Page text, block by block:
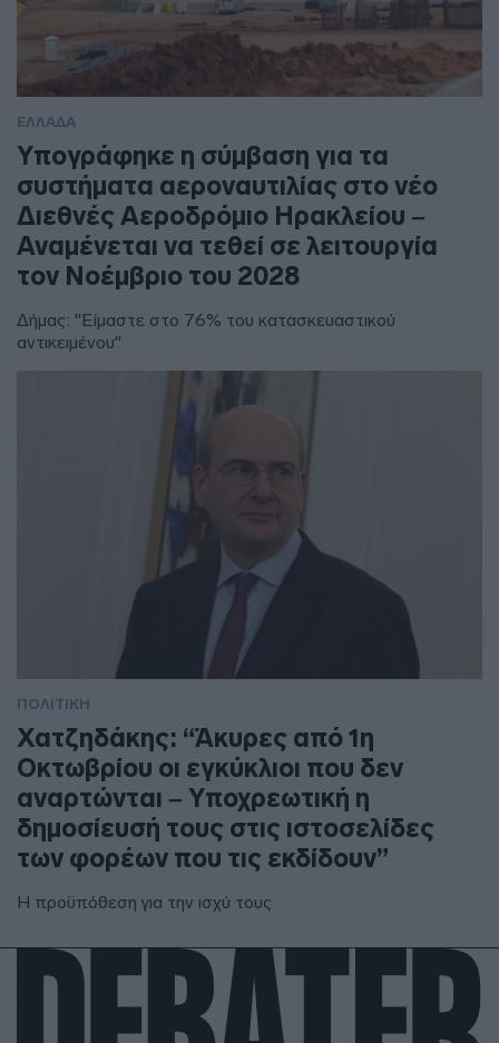
ΕΛΛΑΔΑ
Υπογράφηκε η σύμβαση για τα
συστήματα αεροναυτιλίας στο νέο
Διεθνές Αεροδρόμιο Ηρακλείου –
Αναμένεται να τεθεί σε λειτουργία
τον Νοέμβριο του 2028
Δήμας: "Είμαστε στο 76% του κατασκευαστικού
αντικειμένου"
ΠΟΛΙΤΙΚΗ
Χατζηδάκης: “Άκυρες από 1η
Οκτωβρίου οι εγκύκλιοι που δεν
αναρτώνται – Υποχρεωτική η
δημοσίευσή τους στις ιστοσελίδες
των φορέων που τις εκδίδουν”
Η προϋπόθεση για την ισχύ τους